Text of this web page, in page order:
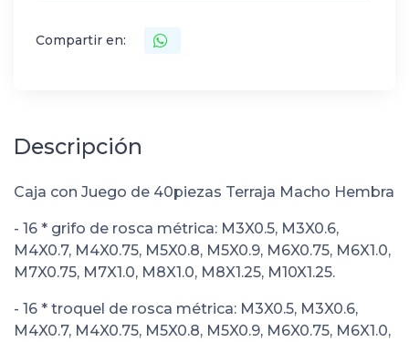
Compartir en:
Descripción
Caja con Juego de 40piezas Terraja Macho Hembra
- 16 * grifo de rosca métrica: M3X0.5, M3X0.6,
M4X0.7, M4X0.75, M5X0.8, M5X0.9, M6X0.75, M6X1.0,
M7X0.75, M7X1.0, M8X1.0, M8X1.25, M10X1.25.
- 16 * troquel de rosca métrica: M3X0.5, M3X0.6,
M4X0.7, M4X0.75, M5X0.8, M5X0.9, M6X0.75, M6X1.0,